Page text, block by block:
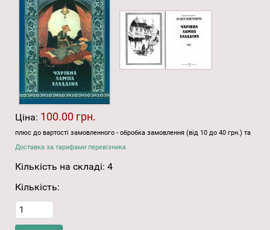
Ціна: 100.00 грн.
плюс до вартості замовленного - обробка замовлення (від 10 до 40 грн.) та
Доставка за тарифами перевізника
Кількість на складі: 4
Кількість: